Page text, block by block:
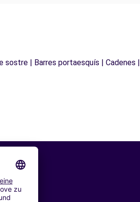
| Barres portaesquís | Cadenes |